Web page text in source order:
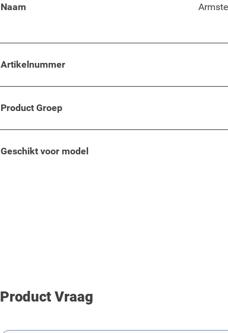
Naam
Artikelnummer
Product Groep
Geschikt voor model
Product Vraag